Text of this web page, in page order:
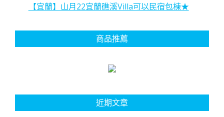
【宜蘭】山月22宜蘭礁溪Villa可以民宿包棟★
商品推薦
近期文章